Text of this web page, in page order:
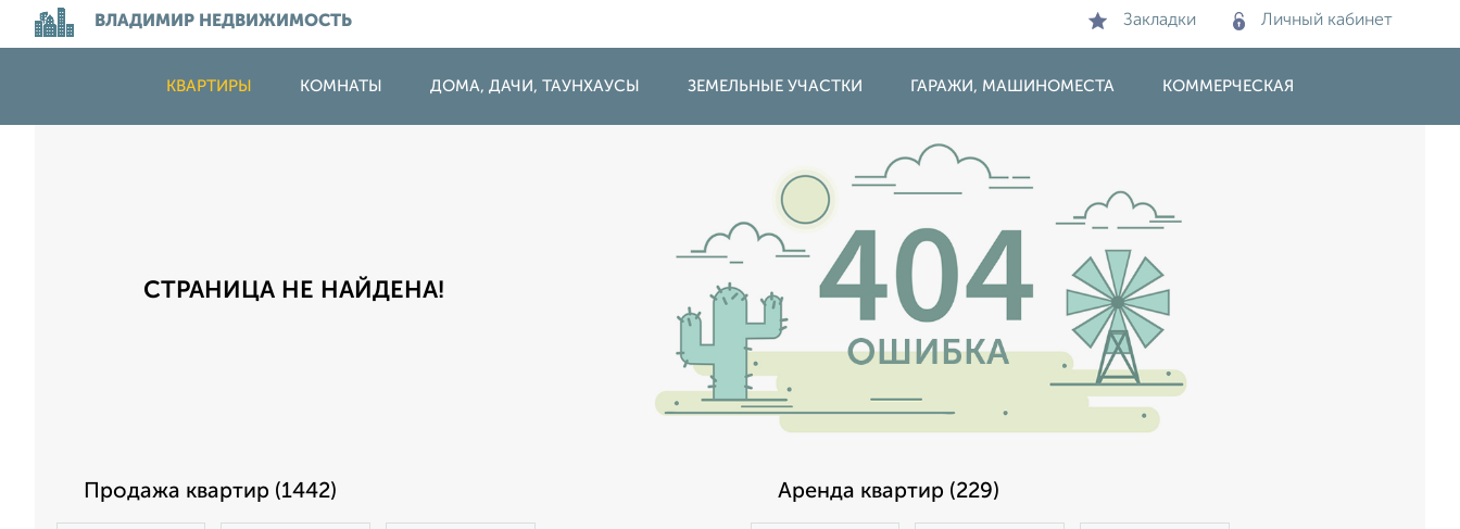
ВЛАДИМИР НЕДВИЖИМОСТЬ Закладки Личный кабинет
КВАРТИРЫ КОМНАТЫ ДОМА, ДАЧИ, ТАУНХАУСЫ ЗЕМЕЛЬНЫЕ УЧАСТКИ ГАРАЖИ, МАШИНОМЕСТА КОММЕРЧЕСКАЯ
СТРАНИЦА НЕ НАЙДЕНА!
Продажа квартир (1442) Аренда квартир (229)